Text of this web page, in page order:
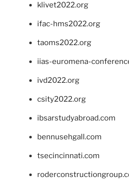
klivet2022.org
ifac-hms2022.org
taoms2022.org
iias-euromena-
ivd2022.org
csity2022.org
ibsarstudyabroad.com
bennusehgall.com
tsecincinnati.com